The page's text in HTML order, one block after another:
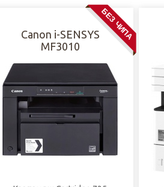
БЕЗ ЧИПА
Canon i-SENSYS
MF3010